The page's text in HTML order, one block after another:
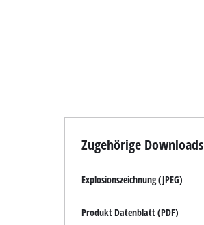
Zugehörige Downloads
Explosionszeichnung (JPEG)
Produkt Datenblatt (PDF)